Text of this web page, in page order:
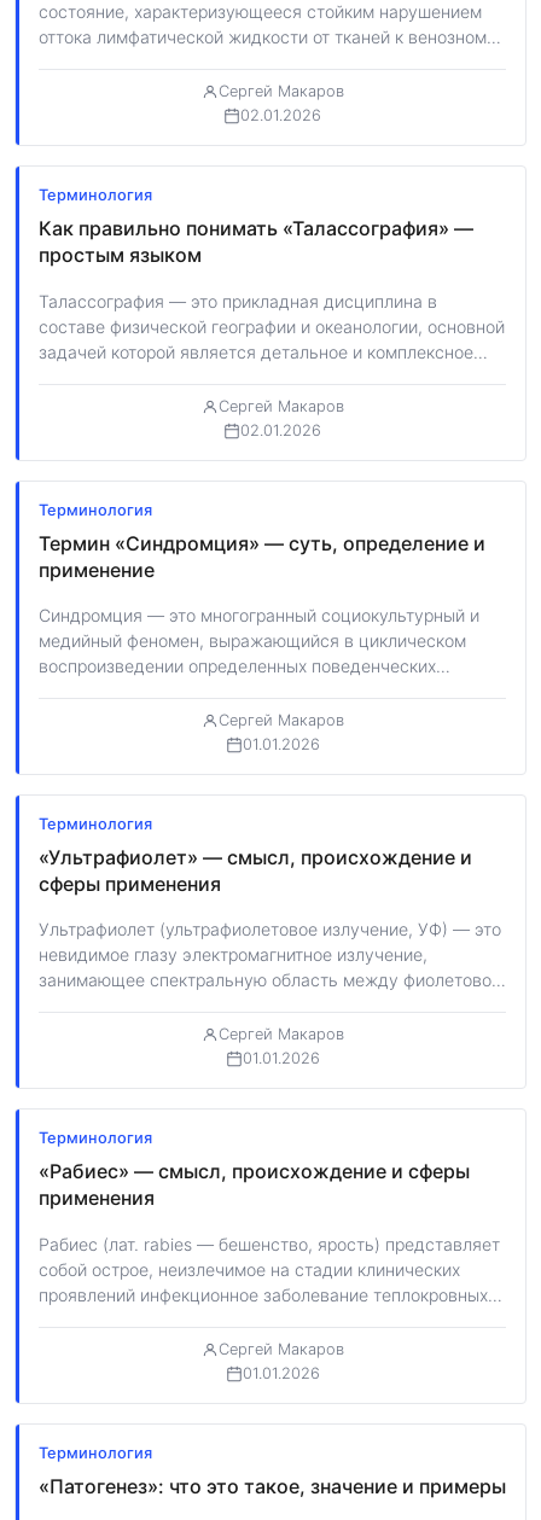
состояние, характеризующееся стойким нарушением
оттока лимфатической жидкости от тканей к венозному
Сергей Макаров
02.01.2026
Терминология
Как правильно понимать «Талассография» —
простым языком
Талассография — это прикладная дисциплина в
составе физической географии и океанологии, основной
задачей которой является детальное и комплексное
Сергей Макаров
02.01.2026
Терминология
Термин «Синдромция» — суть, определение и
применение
Синдромция — это многогранный социокультурный и
медийный феномен, выражающийся в циклическом
воспроизведении определенных поведенческих
потребительских привычек,…Сергей Макаров
01.01.2026
Терминология
«Ультрафиолет» — смысл, происхождение и
сферы применения
Ультрафиолет (ультрафиолетовое излучение, УФ) — это
невидимое глазу электромагнитное излучение,
занимающее спектральную область между фиолетовой
Сергей Макаров
01.01.2026
Терминология
«Рабиес» — смысл, происхождение и сферы
применения
Рабиес (лат. rabies — бешенство, ярость) представляет
собой острое, неизлечимое на стадии клинических
проявлений инфекционное заболевание теплокровных
Сергей Макаров
01.01.2026
Терминология
«Патогенез»: что это такое, значение и примеры